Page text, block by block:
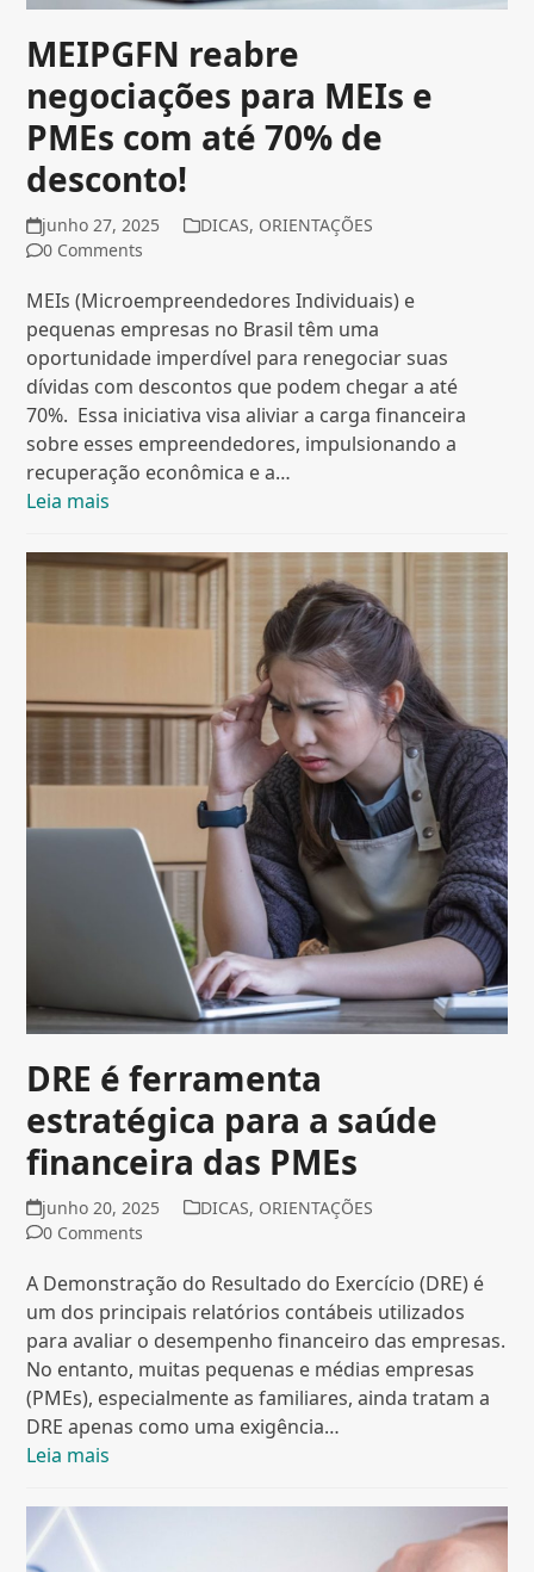
MEIPGFN reabre
negociações para MEIs e
PMEs com até 70% de
desconto!
junho 27, 2025 DICAS, ORIENTAÇÕES
0 Comments
MEIs (Microempreendedores Individuais) e
pequenas empresas no Brasil têm uma
oportunidade imperdível para renegociar suas
dívidas com descontos que podem chegar a até
70%. Essa iniciativa visa aliviar a carga financeira
sobre esses empreendedores, impulsionando a
recuperação econômica e a…
Leia mais
DRE é ferramenta
estratégica para a saúde
financeira das PMEs
junho 20, 2025 DICAS, ORIENTAÇÕES
0 Comments
A Demonstração do Resultado do Exercício (DRE) é
um dos principais relatórios contábeis utilizados
para avaliar o desempenho financeiro das empresas.
No entanto, muitas pequenas e médias empresas
(PMEs), especialmente as familiares, ainda tratam a
DRE apenas como uma exigência…
Leia mais